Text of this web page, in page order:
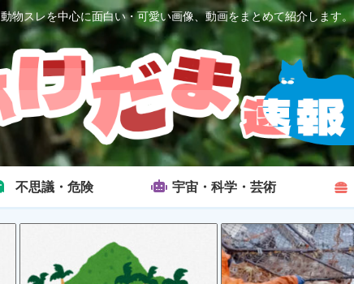
物スレを中心に面白い・可愛い画像、動画をまとめて紹介します。
不思議・危険 宇宙・科学・芸術